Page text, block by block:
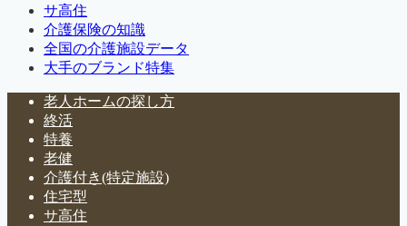
サ高住
介護保険の知識
全国の介護施設データ
大手のブランド特集
老人ホームの探し方
終活
特養
老健
介護付き(特定施設)
住宅型
サ高住